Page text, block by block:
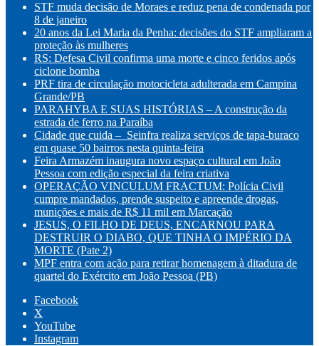
STF muda decisão de Moraes e reduz pena de condenada por
8 de janeiro
20 anos da Lei Maria da Penha: decisões do STF ampliaram a
proteção às mulheres
RS: Defesa Civil confirma uma morte e cinco feridos após
ciclone bomba
PRF tira de circulação motocicleta adulterada em Campina
Grande/PB
PARAHYBA E SUAS HISTÓRIAS – A construção da
estrada de ferro na Paraíba
Cidade que cuida – Seinfra realiza serviços de tapa-buraco
em quase 50 bairros nesta quinta-feira
Feira Armazém inaugura novo espaço cultural em João
Pessoa com edição especial da feira criativa
OPERAÇÃO VINCULUM FRACTUM: Polícia Civil
cumpre mandados, prende suspeito e apreende drogas,
munições e mais de R$ 11 mil em Marcação
JESUS, O FILHO DE DEUS, ENCARNOU PARA
DESTRUIR O DIABO, QUE TINHA O IMPÉRIO DA
MORTE (Pate 2)
MPF entra com ação para retirar homenagem à ditadura de
quartel do Exército em João Pessoa (PB)
Facebook
X
YouTube
Instagram